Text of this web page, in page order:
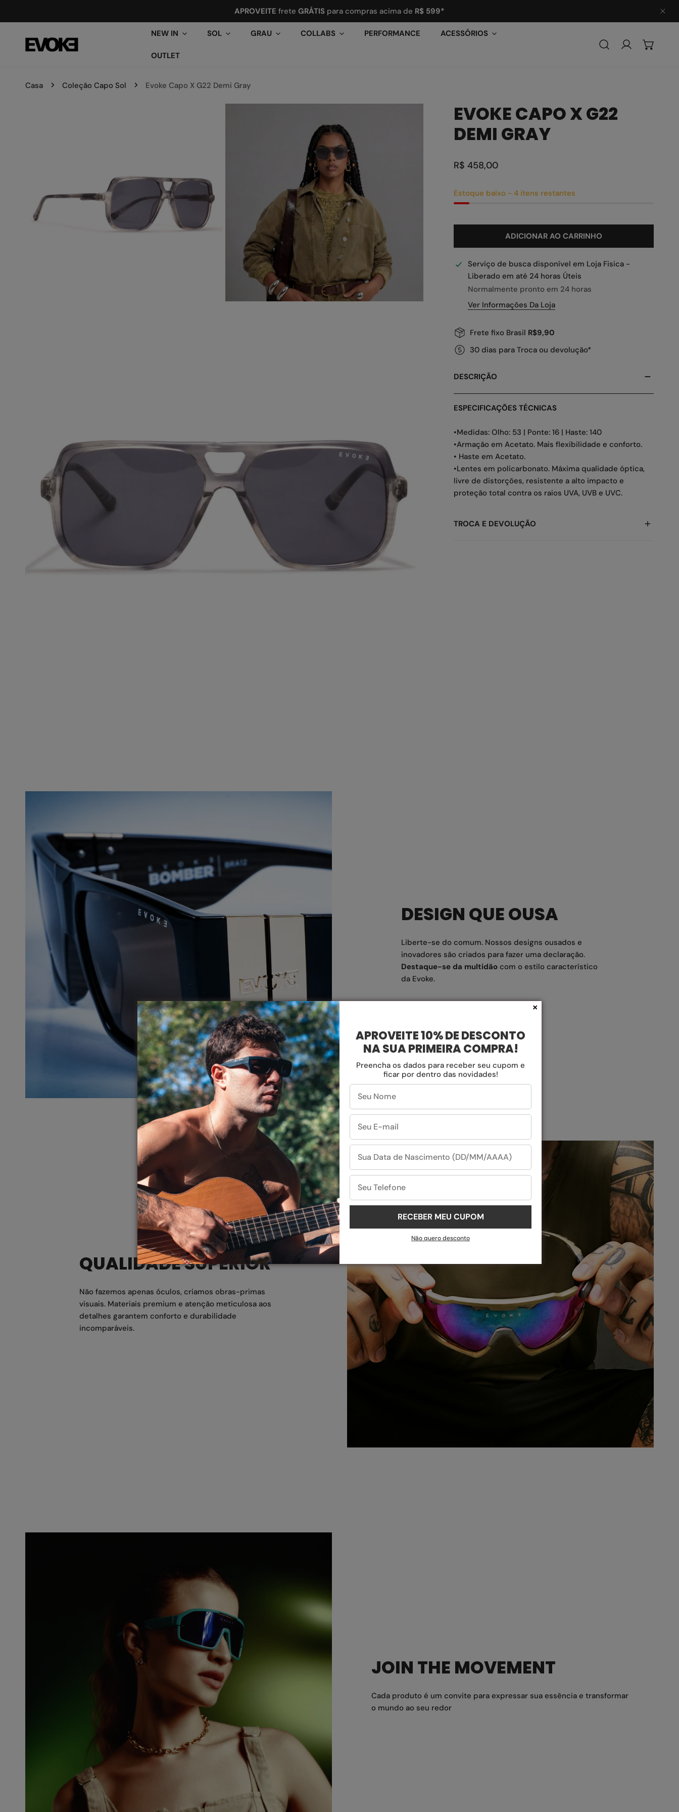
APROVEITE frete GRÁTIS para compras acima de R$ 599*
NEW IN
SOL GRAU COLLABS PERFORMANCE ACESSÓRIOS
OUTLET
Conecte-se
Casa Coleção Capo Sol Evoke Capo X G22 Demi Gray
EVOKE CAPO X G22
DEMI GRAY
Preço
R$ 458,00
Estoque baixo - 4 itens restantes
ADICIONAR AO CARRINHO
Serviço de busca disponível em Loja Fisica -
Liberado em até 24 horas Úteis
Normalmente pronto em 24 horas
Ver Informações Da Loja
Frete fixo Brasil R$9,90
30 dias para Troca ou devolução*
DESCRIÇÃO
ESPECIFICAÇÕES TÉCNICAS
•Medidas: Olho: 53 | Ponte: 16 | Haste: 140
•Armação em Acetato. Mais flexibilidade e conforto.
• Haste em Acetato.
•Lentes em policarbonato. Máxima qualidade óptica,
livre de distorções, resistente a alto impacto e
proteção total contra os raios UVA, UVB e UVC.
TROCA E DEVOLUÇÃO
DESIGN QUE OUSA
Liberte-se do comum. Nossos designs ousados e
inovadores são criados para fazer uma declaração.
Destaque-se da multidão com o estilo característico
da Evoke.
QUALIDADE SUPERIOR
Não fazemos apenas óculos, criamos obras-primas
visuais. Materiais premium e atenção meticulosa aos
detalhes garantem conforto e durabilidade
incomparáveis.
JOIN THE MOVEMENT
Cada produto é um convite para expressar sua essência e transformar
o mundo ao seu redor
APROVEITE 10% DE DESCONTO
NA SUA PRIMEIRA COMPRA!
Preencha os dados para receber seu cupom e
ficar por dentro das novidades!
RECEBER MEU CUPOM
Não quero desconto
×